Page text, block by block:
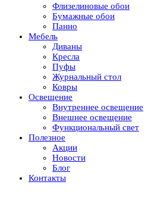
Флизелиновые обои
Бумажные обои
Панно
Мебель
Диваны
Кресла
Пуфы
Журнальный стол
Ковры
Освещение
Внутреннее освещение
Внешнее освещение
Функциональный свет
Полезное
Акции
Новости
Блог
Контакты